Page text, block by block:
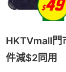
HKTVmall門
件減$2同用